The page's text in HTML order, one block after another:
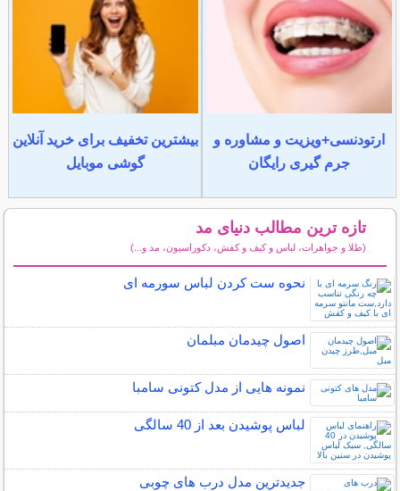
ارتودنسی+ویزیت و مشاوره و
جرم گیری رایگان
بیشترین تخفیف برای خرید آنلاین
گوشی موبایل
تازه ترین مطالب دنیای مد
(طلا و جواهرات، لباس و کیف و کفش، دکوراسیون، مد و...)
نحوه ست کردن لباس سورمه ای
اصول چیدمان مبلمان
نمونه هایی از مدل کتونی سامبا
لباس پوشیدن بعد از 40 سالگی
جدیدترین مدل درب های چوبی